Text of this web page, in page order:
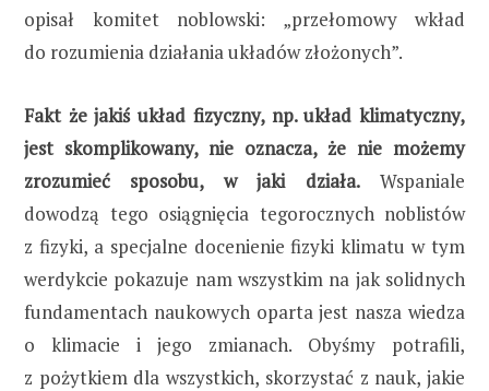
opisał komitet noblowski: „przełomowy wkład
do rozumienia działania układów złożonych”.
Fakt że jakiś układ fizyczny, np. układ klimatyczny,
jest skomplikowany, nie oznacza, że nie możemy
zrozumieć sposobu, w jaki działa.Wspaniale
dowodzą tego osiągnięcia tegorocznych noblistów
z fizyki, a specjalne docenienie fizyki klimatu w tym
werdykcie pokazuje nam wszystkim na jak solidnych
fundamentach naukowych oparta jest nasza wiedza
o klimacie i jego zmianach. Obyśmy potrafili,
z pożytkiem dla wszystkich, skorzystać z nauk, jakie